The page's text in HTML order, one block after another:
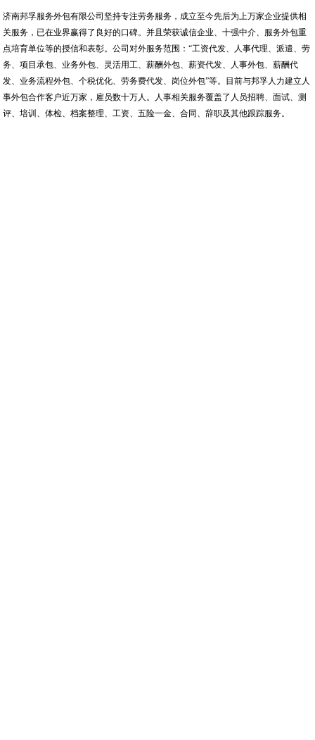
济南邦孚服务外包有限公司坚持专注劳务服务，成立至今先后为上万家企业提供相
关服务，已在业界赢得了良好的口碑。并且荣获诚信企业、十强中介、服务外包重
点培育单位等的授信和表彰。公司对外服务范围：“工资代发、人事代理、派遣、劳
务、项目承包、业务外包、灵活用工、薪酬外包、薪资代发、人事外包、薪酬代
发、业务流程外包、个税优化、劳务费代发、岗位外包”等。目前与邦孚人力建立人
事外包合作客户近万家，雇员数十万人。人事相关服务覆盖了人员招聘、面试、测
评、培训、体检、档案整理、工资、五险一金、合同、辞职及其他跟踪服务。